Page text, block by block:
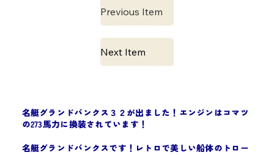
Previous Item
Next Item
名艇グランドバンクス３２が出ました！エンジンはコマツ
の273馬力に換装されています！
名艇グランドバンクスです！レトロで美しい船体のトロー